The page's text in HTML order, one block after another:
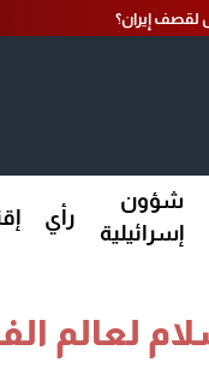
لقصف إيران؟
شؤون
إسرائيلية
رأي
لعالم